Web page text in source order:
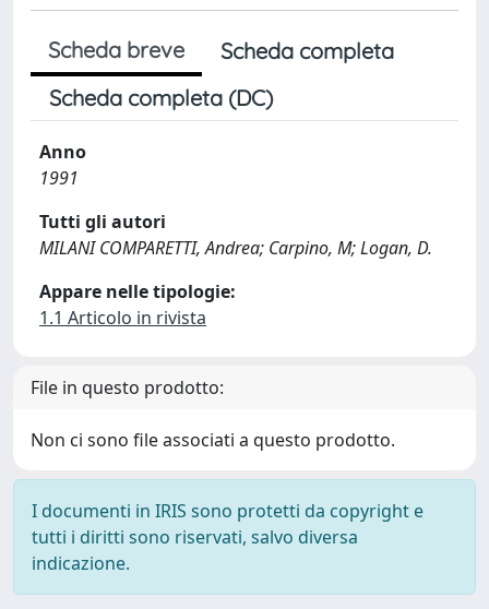
Scheda breve
Scheda completa
Scheda completa (DC)
Anno
1991
Tutti gli autori
MILANI COMPARETTI, Andrea; Carpino, M; Logan, D.
Appare nelle tipologie:
1.1 Articolo in rivista
File in questo prodotto:
Non ci sono file associati a questo prodotto.
I documenti in IRIS sono protetti da copyright e
tutti i diritti sono riservati, salvo diversa
indicazione.